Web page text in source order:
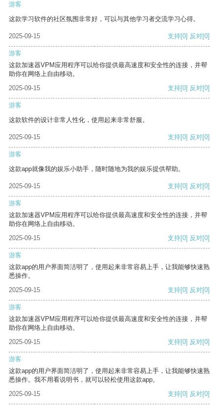
游客
这款学习软件的社区氛围非常好，可以与其他学习者交流学习心得。
2025-09-15 支持[0] 反对[0]
游客
这款加速器VPM应用程序可以给你提供最高速度和安全性的连接，并帮
助你在网络上自由移动。
2025-09-15
支持[0] 反对[0]
游客
这款软件的设计非常人性化，使用起来非常舒服。
2025-09-15 支持[0] 反对[0]
游客
这款app就像我的娱乐小助手，随时随地为我的娱乐提供帮助。
2025-09-15 支持[0] 反对[0]
游客
这款加速器VPM应用程序可以给你提供最高速度和安全性的连接，并帮
助你在网络上自由移动。
2025-09-15
支持[0] 反对[0]
游客
这款app的用户界面简洁明了，使用起来非常容易上手，让我能够快速熟
悉操作。
2025-09-15
支持[0] 反对[0]
游客
这款加速器VPM应用程序可以给你提供最高速度和安全性的连接，并帮
助你在网络上自由移动。
2025-09-15
支持[0] 反对[0]
游客
这款app的用户界面简洁明了，使用起来非常容易上手，让我能够快速熟
悉操作。我不用看说明书，就可以轻松使用这款app。
2025-09-15
支持[0] 反对[0]